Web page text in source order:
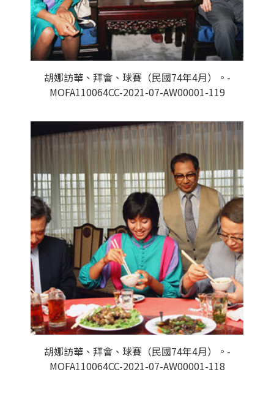
胡娜訪華、拜會、球賽（民國74年4月）。-
MOFA110064CC-2021-07-AW00001-119
胡娜訪華、拜會、球賽（民國74年4月）。-
MOFA110064CC-2021-07-AW00001-118